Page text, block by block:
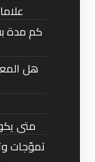
كم مدة
هل
متى
تموّجات